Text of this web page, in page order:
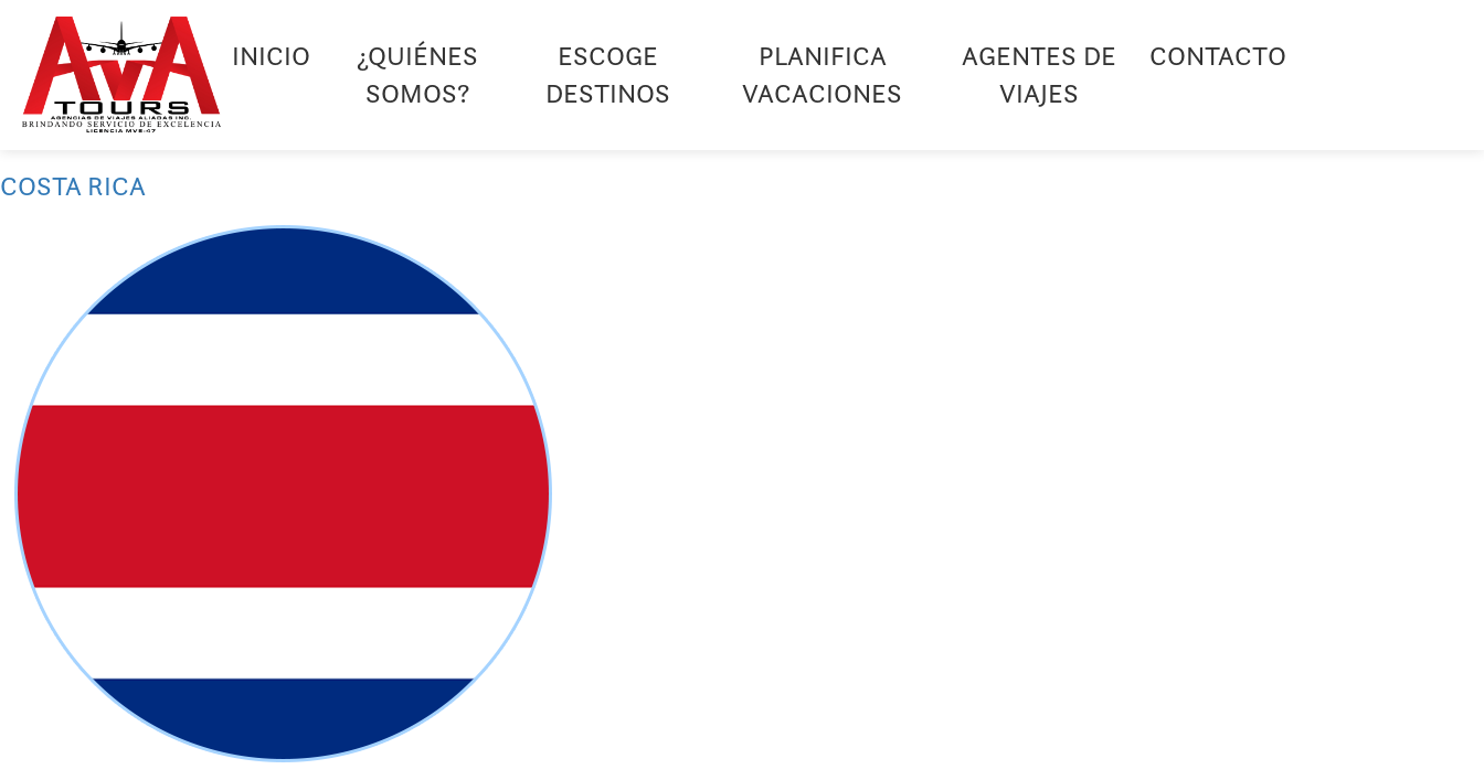
INICIO
¿QUIÉNES
SOMOS?
ESCOGE
DESTINOS
PLANIFICA
VACACIONES
AGENTES DE
VIAJES
CONTACTO
COSTA RICA